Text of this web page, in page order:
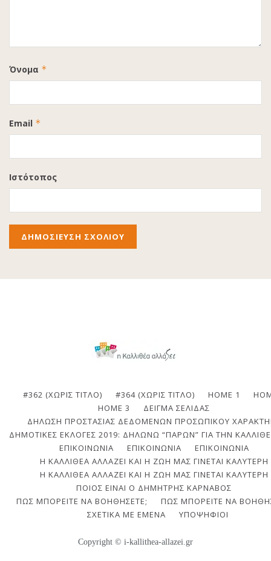
Όνομα *
Email *
Ιστότοπος
#362 (ΧΩΡΊΣ ΤΊΤΛΟ) #364 (ΧΩΡΊΣ ΤΊΤΛΟ) HOME 1
HOME 3
ΔΕΊΓΜΑ ΣΕΛΊΔΑΣ
ΔΉΛΩΣΗ ΠΡΟΣΤΑΣΊΑΣ ΔΕΔΟΜΈΝΩΝ ΠΡΟΣΩΠΙΚΟΎ
ΔΗΜΟΤΙΚΈΣ ΕΚΛΟΓΈΣ 2019: ΔΗΛΏΝΩ “ΠΑΡΏΝ” ΓΙΑ ΤΗΝ
ΕΠΙΚΟΙΝΩΝΙΑ
ΕΠΙΚΟΙΝΩΝΊΑ
ΕΠΙΚΟΙΝΩΝΊΑ
Η ΚΑΛΛΙΘΈΑ ΑΛΛΆΖΕΙ ΚΑΙ Η ΖΩΉ ΜΑΣ ΓΊΝΕΤΑΙ ΚΑΛΎΤΕΡΗ
Η ΚΑΛΛΙΘΈΑ ΑΛΛΆΖΕΙ ΚΑΙ Η ΖΩΉ ΜΑΣ ΓΊΝΕΤΑΙ ΚΑΛΎΤΕΡΗ
ΠΟΙΟΣ ΕΊΝΑΙ Ο ΔΗΜΉΤΡΗΣ ΚΆΡΝΑΒΟΣ
ΠΩΣ ΜΠΟΡΕΊΤΕ ΝΑ ΒΟΗΘΉΣΕΤΕ;
ΠΩΣ ΜΠΟΡΕΊΤΕ ΝΑ
ΣΧΕΤΙΚΆ ΜΕ ΕΜΈΝΑ
ΥΠΟΨΉΦΙΟΙ
Copyright © i-kallithea-allazei.gr